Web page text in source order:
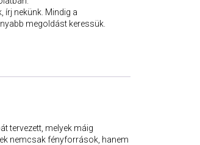
írj nekünk. Mindig a
megoldást keressük.
tervezett, melyek máig
nemcsak fényforrások, hanem